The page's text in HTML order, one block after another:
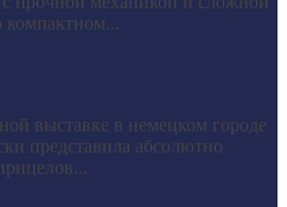
компактном...
выставке в немецком городе
представила абсолютно